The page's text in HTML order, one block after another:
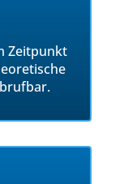
Zeitpunkt